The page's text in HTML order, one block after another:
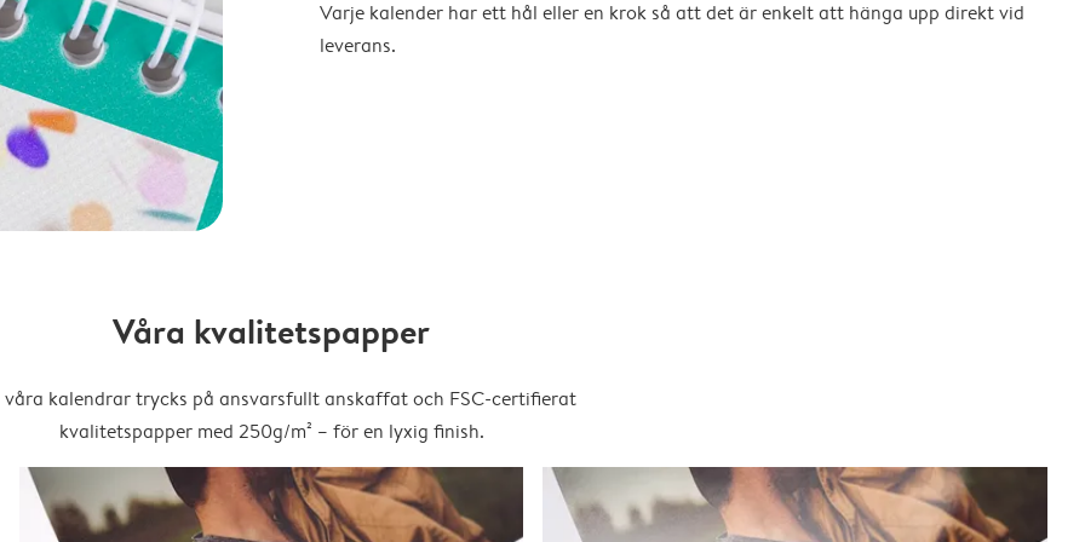
Varje kalender har ett hål eller en krok så att det är enkelt att hänga upp direkt vid
leverans.
Våra kvalitetspapper
kalendrar trycks på ansvarsfullt anskaffat och FSC-certifierat
kvalitetspapper med 250g/m² – för en lyxig finish.